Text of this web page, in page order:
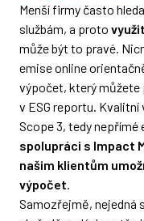
Menší firmy často
službám, a proto
může být to pravé.
emise online
výpočet, který můžete
v ESG reportu.
Scope 3, tedy
spolupráci s Impact
našim klientům
výpočet.
Samozřejmě, nejedná